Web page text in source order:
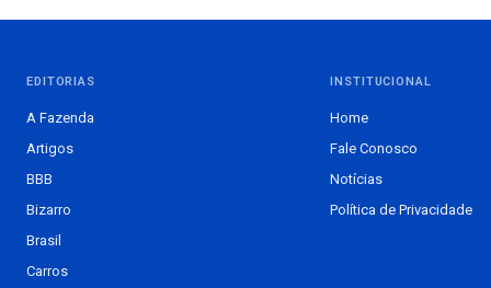
EDITORIAS
A Fazenda
Artigos
BBB
Bizarro
Brasil
Carros
INSTITUCIONAL
Home
Fale Conosco
Notícias
Política de Privacidade